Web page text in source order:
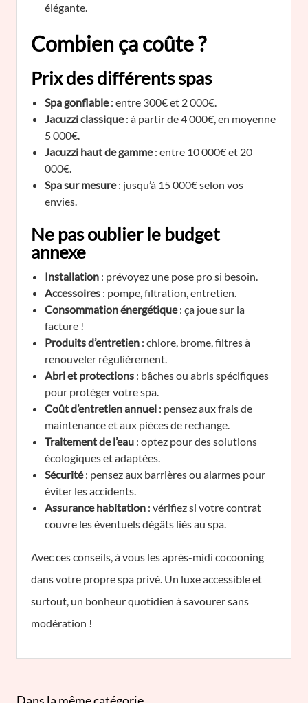
élégante.
Combien ça coûte ?
Prix des différents spas
Spa gonflable: entre 300€ et 2 000€.
Jacuzzi classique: à partir de 4 000€, en moyenne
5 000€.
Jacuzzi haut de gamme: entre 10 000€ et 20
000€.
Spa sur mesure: jusqu’à 15 000€ selon vos
envies.
Ne pas oublier le budget
annexe
Installation : prévoyez une pose pro si besoin.
Accessoires : pompe, filtration, entretien.
Consommation énergétique: ça joue sur la
facture !
Produits d’entretien : chlore, brome, filtres à
renouveler régulièrement.
Abri et protections : bâches ou abris spécifiques
pour protéger votre spa.
Coût d’entretien annuel : pensez aux frais de
maintenance et aux pièces de rechange.
Traitement de l’eau : optez pour des solutions
écologiques et adaptées.
Sécurité: pensez aux barrières ou alarmes pour
éviter les accidents.
Assurance habitation : vérifiez si votre contrat
couvre les éventuels dégâts liés au spa.
Avec ces conseils, à vous les après-midi cocooning
dans votre propre spa privé. Un luxe accessible et
surtout, un bonheur quotidien à savourer sans
modération !